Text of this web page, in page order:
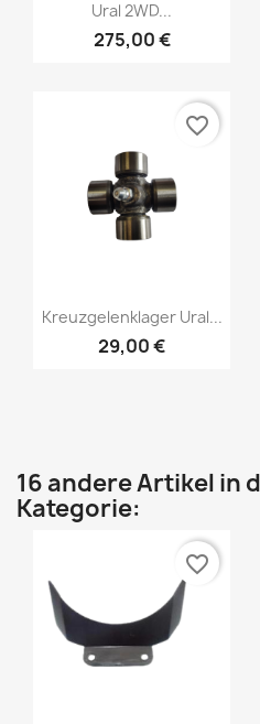
Ural 2WD...
275,00 €
Kreuzgelenklager Ural...
29,00 €
favorite_border
16 andere Artikel in
Kategorie:
favorite_border